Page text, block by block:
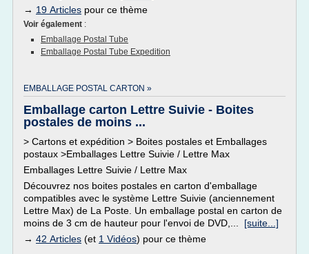
→ 19 Articles pour ce thème
Voir également :
Emballage Postal Tube
Emballage Postal Tube Expedition
EMBALLAGE POSTAL CARTON »
Emballage carton Lettre Suivie - Boites
postales de moins ...
> Cartons et expédition > Boites postales et Emballages
postaux >Emballages Lettre Suivie / Lettre Max
Emballages Lettre Suivie / Lettre Max
Découvrez nos boites postales en carton d'emballage
compatibles avec le système Lettre Suivie (anciennement
Lettre Max) de La Poste. Un emballage postal en carton de
moins de 3 cm de hauteur pour l'envoi de DVD,... [suite...]
→ 42 Articles (et 1 Vidéos) pour ce thème